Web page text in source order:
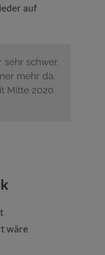
auf
schwer.
mehr da.
Mitte 2020
wäre